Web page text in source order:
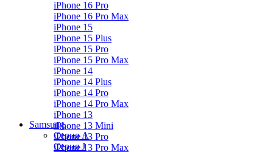
iPhone 16 Pro
iPhone 16 Pro Max
iPhone 15
iPhone 15 Plus
iPhone 15 Pro
iPhone 15 Pro Max
iPhone 14
iPhone 14 Plus
iPhone 14 Pro
iPhone 14 Pro Max
iPhone 13
iPhone 13 Mini
iPhone 13 Pro
iPhone 13 Pro Max
Samsung
Серия А
Серия J